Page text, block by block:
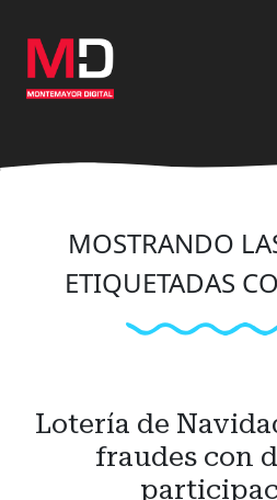
contenido
principal
MOSTRANDO
ETIQUETADAS
Lotería de
fraudes con